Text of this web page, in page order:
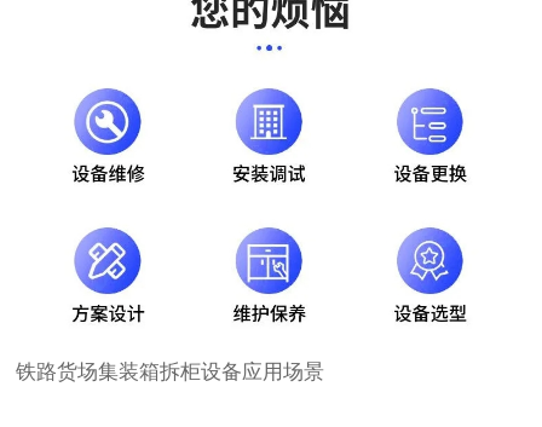
铁路货场集装箱拆柜设备应用场景